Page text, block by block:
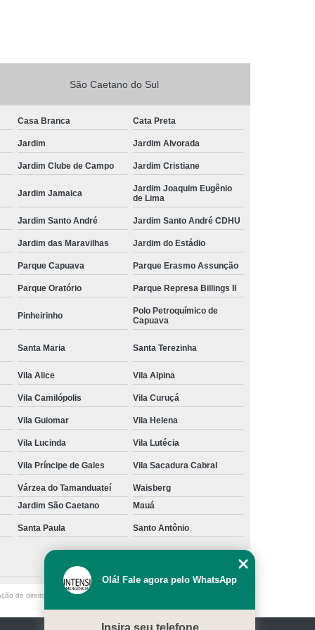
São Caetano do Sul
Casa Branca Cata Preta
Jardim Jardim Alvorada
Jardim Clube de Campo Jardim Cristiane
Jardim Jamaica
Jardim Joaquim Eugênio
de Lima
Jardim Santo André Jardim Santo André CDHU
Jardim das Maravilhas Jardim do Estádio
Parque Capuava Parque Erasmo Assunção
Parque Oratório Parque Represa Billings II
Pinheirinho
Polo Petroquímico de
Capuava
Santa Maria Santa Terezinha
Vila Alice Vila Alpina
Vila Camilópolis Vila Curuçá
Vila Guiomar Vila Helena
Vila Lucinda Vila Lutécia
Vila Príncipe de Gales Vila Sacadura Cabral
Várzea do Tamanduateí
Waisberg
Jardim São Caetano Mauá
Santa Paula Santo Antônio
São Caetano do Sul
de direito autoral – artigo 184 do Código Penal –
Olá! Fale agora pelo WhatsApp
Insira seu telefone